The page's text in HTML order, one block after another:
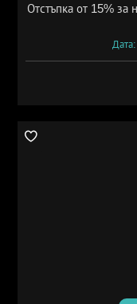
Отстъпка от 15% за